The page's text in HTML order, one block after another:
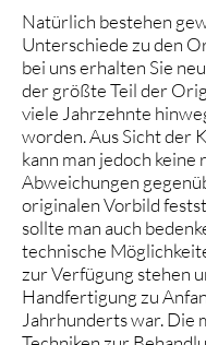
Natürlich bestehen
Unterschiede zu den
bei uns erhalten Sie
der größte Teil der
viele Jahrzehnte
worden. Aus Sicht der
kann man jedoch keine
Abweichungen
originalen Vorbild
sollte man auch
technische
zur Verfügung stehen
Handfertigung zu
Jahrhunderts war. Die